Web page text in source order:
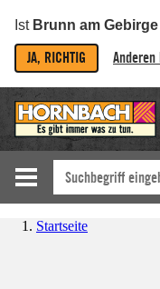
Ist Brunn am Gebirge
JA, RICHTIG
Startseite